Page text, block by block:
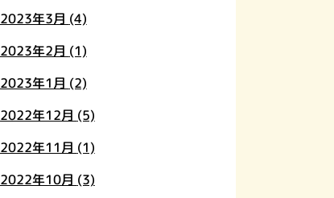
2023年3月 (4)
2023年2月 (1)
2023年1月 (2)
2022年12月 (5)
2022年11月 (1)
2022年10月 (3)